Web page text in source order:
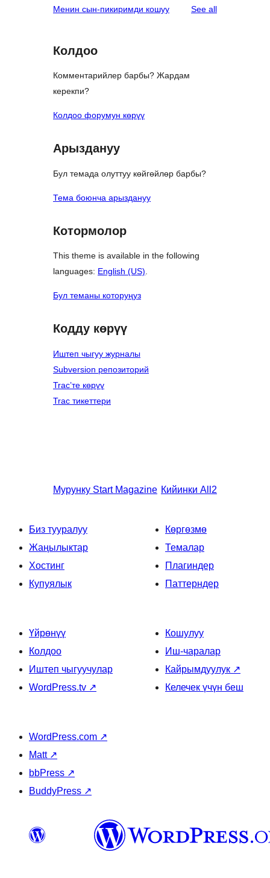
Менин сын-пикиримди кошуу See allreviews
Колдоо
Комментарийлер барбы? Жардам
керекпи?
Колдоо форумун көрүү
Арыздануу
Бул темада олуттуу көйгөйлөр барбы?
Тема боюнча арыздануу
Котормолор
This theme is available in the following
languages: English (US).
Бул теманы которуңуз
Кодду көрүү
Иштеп чыгуу журналы
Subversion репозиторий
Trac’те көрүү
Trac тикеттери
Мурунку Start Magazine Кийинки All2
Биз тууралуу
Жаңылыктар
Хостинг
Купуялык
Көргөзмө
Темалар
Плагиндер
Паттерндер
Үйрөнүү
Колдоо
Иштеп чыгуучулар
WordPress.tv ↗
Кошулуу
Иш-чаралар
Кайрымдуулук ↗
Келечек үчүн беш
WordPress.com ↗
Matt ↗
bbPress ↗
BuddyPress ↗